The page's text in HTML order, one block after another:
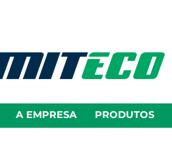
A EMPRESA PRODUTOS